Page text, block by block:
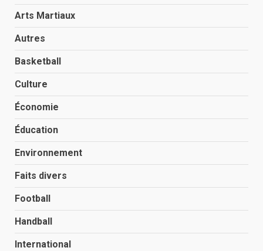
Arts Martiaux
Autres
Basketball
Culture
Économie
Éducation
Environnement
Faits divers
Football
Handball
International